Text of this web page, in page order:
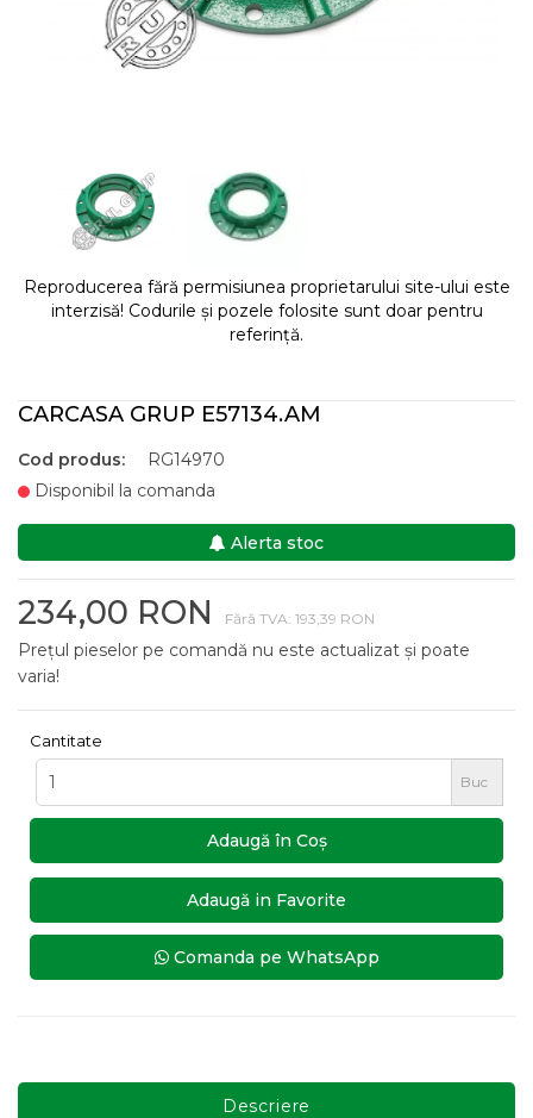
Reproducerea fără permisiunea proprietarului site-ului este
interzisă! Codurile și pozele folosite sunt doar pentru
referință.
CARCASA GRUP E57134.AM
Cod produs:
RG14970
Disponibil la comanda
Alerta stoc
234,00 RON Fără TVA: 193,39 RON
Prețul pieselor pe comandă nu este actualizat și poate
varia!
Cantitate
Buc
Adaugă în Coş
Adaugă in Favorite
Comanda pe WhatsApp
Descriere